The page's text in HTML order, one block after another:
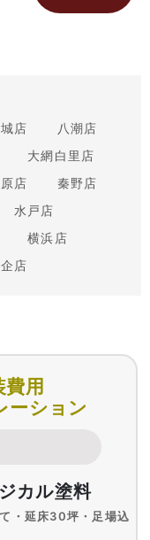
店
八潮店
大網白里店
店
秦野店
水戸店
横浜店
店
費用
ーション
カル塗料
・延床30坪・足場込